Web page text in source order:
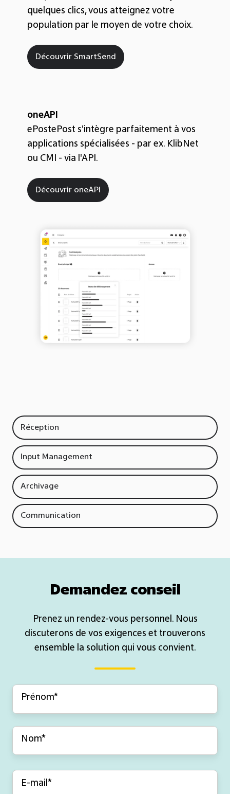
quelques clics, vous atteignez votre
population par le moyen de votre choix.
Découvrir SmartSend
oneAPI
ePostePost s'intègre parfaitement à vos
applications spécialisées - par ex. KlibNet
ou CMI - via l'API.
Découvrir oneAPI
Réception
Input Management
Archivage
Communication
Demandez conseil
Prenez un rendez-vous personnel. Nous
discuterons de vos exigences et trouverons
ensemble la solution qui vous convient.